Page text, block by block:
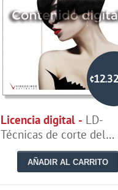
Licencia digital - LD-
Técnicas de corte del
cabello
AÑADIR AL CARRITO